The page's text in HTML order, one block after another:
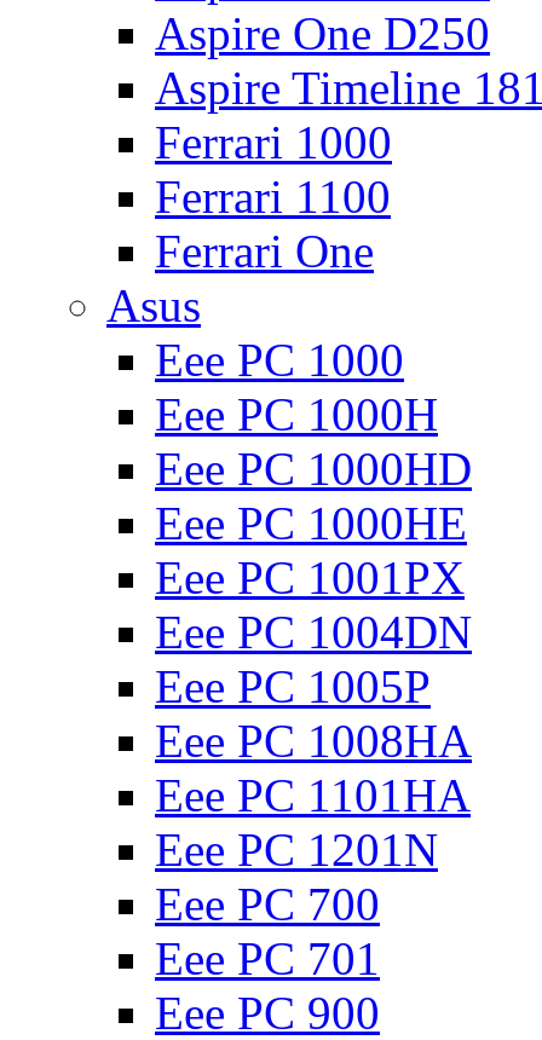
Aspire One D250
Aspire Timeline
Ferrari 1000
Ferrari 1100
Ferrari One
Asus
Eee PC 1000
Eee PC 1000H
Eee PC 1000HD
Eee PC 1000HE
Eee PC 1001PX
Eee PC 1004DN
Eee PC 1005P
Eee PC 1008HA
Eee PC 1101HA
Eee PC 1201N
Eee PC 700
Eee PC 701
Eee PC 900